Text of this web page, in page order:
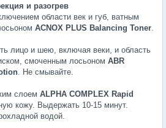
и разогрев
области век и губ, ватным
ACNOX PLUS Balancing Toner.
лицо и шею, включая веки, и область
смоченным лосьоном ABR
. Не смывайте.
слоем ALPHA COMPLEX Rapid
кожу. Выдержать 10-15 минут.
водой.